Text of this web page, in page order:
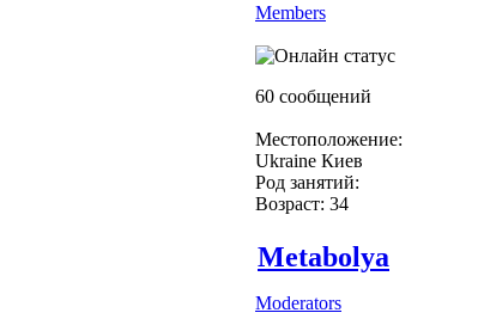
Members
60 сообщений
Местоположение:
Ukraine Киев
Род занятий:
Возраст: 34
Metabolya
Moderators